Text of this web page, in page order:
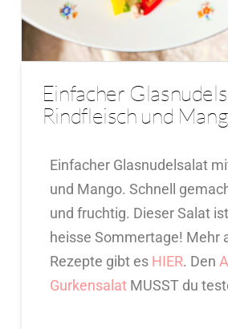
Einfacher
Rindfleisch und
Einfacher Glasnudelsalat
und Mango. Schnell
und fruchtig. Dieser Salat
heisse Sommertage! Mehr
Rezepte gibt es HIER. Den
GurkensalatMUSST du